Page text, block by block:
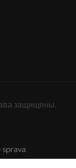
защищены.
sprava